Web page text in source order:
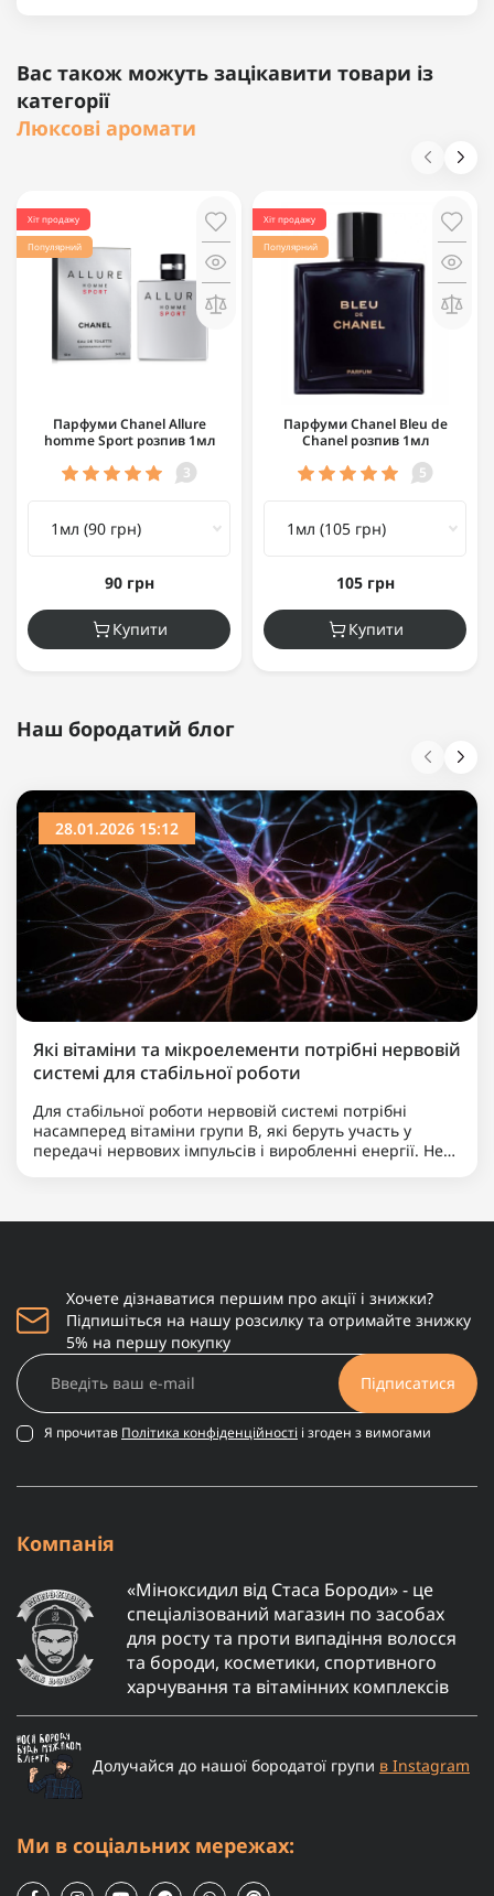
Вас також можуть зацікавити товари із
категорії
Люксові аромати
Хіт продажу
Популярний
Парфуми Chanel Allure
homme Sport розпив 1мл
3
90 грн
Купити
Хіт продажу
Популярний
Парфуми Chanel Bleu de
Chanel розпив 1мл
5
105 грн
Купити
Наш бородатий блог
28.01.2026 15:12
Які вітаміни та мікроелементи потрібні нервовій
системі для стабільної роботи
Для стабільної роботи нервовій системі потрібні
насамперед вітаміни групи B, які беруть участь у
передачі нервових імпульсів і виробленні енергії. Не
Хочете дізнаватися першим про акції і знижки?
Підпишіться на нашу розсилку та отримайте знижку
5% на першу покупку
Підписатися
Я прочитав Політика конфіденційності і згоден з вимогами
Компанія
«Міноксидил від Стаса Бороди» - це
спеціалізований магазин по засобах
для росту та проти випадіння волосся
та бороди, косметики, спортивного
харчування та вітамінних комплексів
Долучайся до нашої бородатої групи в Instagram
Ми в соціальних мережах: